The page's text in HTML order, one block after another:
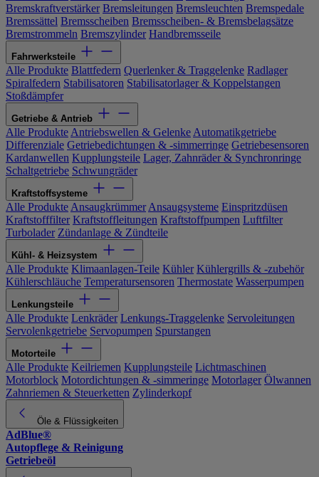
Bremskraftverstärker Bremsleitungen Bremsleuchten Bremspedale
Bremssättel Bremsscheiben Bremsscheiben- & Bremsbelagsätze
Bremstrommeln Bremszylinder Handbremsseile
Fahrwerksteile
Alle Produkte Blattfedern Querlenker & Traggelenke Radlager
Spiralfedern Stabilisatoren Stabilisatorlager & Koppelstangen
Stoßdämpfer
Getriebe & Antrieb
Alle Produkte Antriebswellen & Gelenke Automatikgetriebe
Differenziale Getriebedichtungen & -simmerringe Getriebesensoren
Kardanwellen Kupplungsteile Lager, Zahnräder & Synchronringe
Schaltgetriebe Schwungräder
Kraftstoffsysteme
Alle Produkte Ansaugkrümmer Ansaugsysteme Einspritzdüsen
Kraftstofffilter Kraftstoffleitungen Kraftstoffpumpen Luftfilter
Turbolader Zündanlage & Zündteile
Kühl- & Heizsystem
Alle Produkte Klimaanlagen-Teile Kühler Kühlergrills & -zubehör
Kühlerschläuche Temperatursensoren Thermostate Wasserpumpen
Lenkungsteile
Alle Produkte Lenkräder Lenkungs-Traggelenke Servoleitungen
Servolenkgetriebe Servopumpen Spurstangen
Motorteile
Alle Produkte Keilriemen Kupplungsteile Lichtmaschinen
Motorblock Motordichtungen & -simmeringe Motorlager Ölwannen
Zahnriemen & Steuerketten Zylinderkopf
Öle & Flüssigkeiten
AdBlue®
Autopflege & Reinigung
Getriebeöl